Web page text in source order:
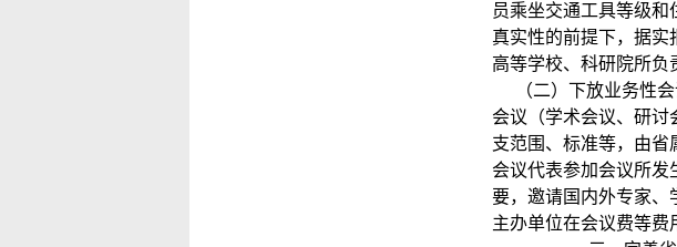
员乘坐交通工具等级
真实性的前提下，据实
高等学校、科研院所负
（二）下放业务性
会议（学术会议、研
支范围、标准等，由省
会议代表参加会议所发
要，邀请国内外专家、
主办单位在会议费等费